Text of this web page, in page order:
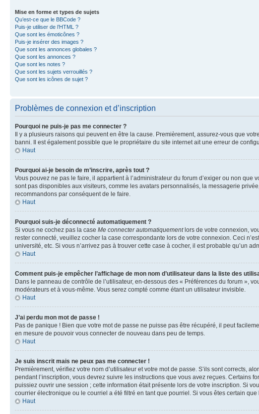
Mise en forme et types de sujets
Qu’est-ce que le BBCode ?
Puis-je utiliser de l’HTML ?
Que sont les émoticônes ?
Puis-je insérer des images ?
Que sont les annonces globales ?
Que sont les annonces ?
Que sont les notes ?
Que sont les sujets verrouillés ?
Que sont les icônes de sujet ?
Problèmes de connexion et d’inscription
Pourquoi ne puis-je pas me connecter ?
Il y a plusieurs raisons qui peuvent en être la cause. Premièrement, assurez-vous que
banni. Il est également possible que le propriétaire du site internet ait une erreur de
Haut
Pourquoi ai-je besoin de m’inscrire, après tout ?
Vous pouvez ne pas le faire, il appartient à l’administrateur du forum d’exiger ou non
sont pas disponibles aux visiteurs, comme les avatars personnalisés, la messagerie
recommandons par conséquent de le faire.
Haut
Pourquoi suis-je déconnecté automatiquement ?
Si vous ne cochez pas la case Me connecter automatiquementlors de votre connexion,
rester connecté, veuillez cocher la case correspondante lors de votre connexion. Ceci
université, etc. Si vous n’arrivez pas à trouver cette case à cocher, il est probable qu’un
Haut
Comment puis-je empêcher l’affichage de mon nom d’utilisateur dans la liste des
Dans le panneau de contrôle de l’utilisateur, en-dessous des « Préférences du forum »,
modérateurs et à vous-même. Vous serez compté comme étant un utilisateur invisible.
Haut
J’ai perdu mon mot de passe !
Pas de panique ! Bien que votre mot de passe ne puisse pas être récupéré, il peut
en mesure de pouvoir vous connecter de nouveau dans peu de temps.
Haut
Je suis inscrit mais ne peux pas me connecter !
Premièrement, vérifiez votre nom d’utilisateur et votre mot de passe. S’ils sont corrects,
pendant l’inscription, vous devrez suivre les instructions que vous avez reçues. Certains
puissiez ouvrir une session ; cette information était présente lors de votre inscription. Si
courrier électronique ou le courriel a été filtré en tant que pourriel. Si vous êtes certain
Haut